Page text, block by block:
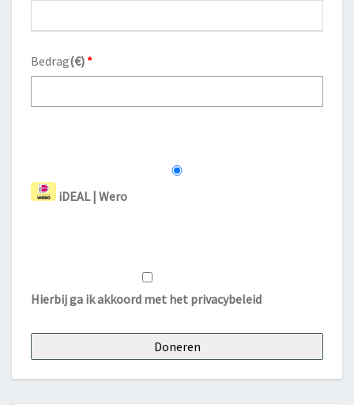
Bedrag(€) *
iDEAL | Wero
Hierbij ga ik akkoord met het privacybeleid